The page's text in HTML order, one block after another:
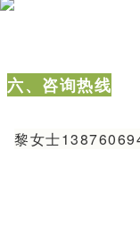
六、咨询热线
黎女士